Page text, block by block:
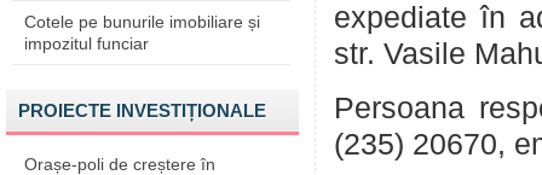
Cotele pe bunurile imobiliare și
impozitul funciar
PROIECTE INVESTIȚIONALE
Orașe-poli de creștere în
expediate în
str. Vasile
Persoana
(235) 20670,